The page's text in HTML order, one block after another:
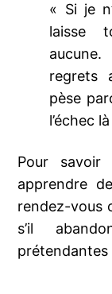
« Si je
laisse
regrets
pèse
l’échec
Pour
apprendre
rendez-vous
s’il
prétendantes